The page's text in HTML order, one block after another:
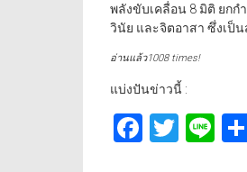
พลังขับเคลื่อน 8 มิติ ยกก
วินัย และจิตอาสา ซึ่งเป็
อ่านแล้ว1008 times!
แบ่งปันข่าวนี้ :